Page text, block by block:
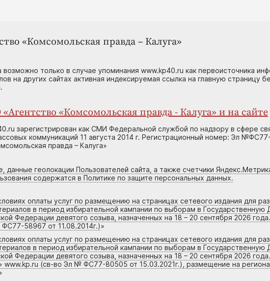
«Комсомольская правда – Калуга»
только в случае упоминания www.kp40.ru как первоисточника
на других сайтах активная индексируемая ссылка на главную страницу
«Комсомольская правда - Калуга» и на сайте
зарегистрирован как СМИ Федеральной службой по надзору в сфере
коммуникаций 11 августа 2014 г. Регистрационный номер: Эл
правда – Калуга»
данные геолокации Пользователей сайта, а также счетчики
содержатся в Политике по защите персональных данных.
оплаты услуг по размещению на страницах сетевого издания для
в период избирательной кампании по выборам в Государственную
Федерации девятого созыва, назначенных на 18 – 20 сентября 2026
58967 от 11.08.2014г.)»
оплаты услуг по размещению на страницах сетевого издания для
в период избирательной кампании по выборам в Государственную
Федерации девятого созыва, назначенных на 18 – 20 сентября 2026
www.kp.ru (св-во Эл № ФС77-80505 от 15.03.2021г.), размещение на